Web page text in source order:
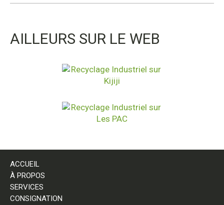
AILLEURS SUR LE WEB
ACCUEIL
À PROPOS
SERVICES
CONSIGNATION